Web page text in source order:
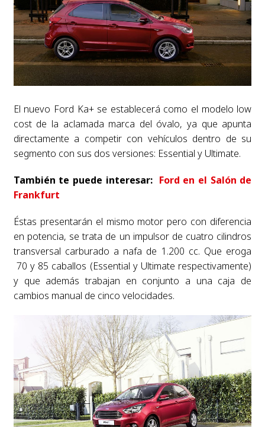
El nuevo Ford Ka+ se establecerá como el modelo low
cost de la aclamada marca del óvalo, ya que apunta
directamente a competir con vehículos dentro de su
segmento con sus dos versiones: Essential y Ultimate.
También te puede interesar: Ford en el Salón de
Frankfurt
Éstas presentarán el mismo motor pero con diferencia
en potencia, se trata de un impulsor de cuatro cilindros
transversal carburado a nafa de 1.200 cc. Que eroga
70 y 85 caballos (Essential y Ultimate respectivamente)
y que además trabajan en conjunto a una caja de
cambios manual de cinco velocidades.